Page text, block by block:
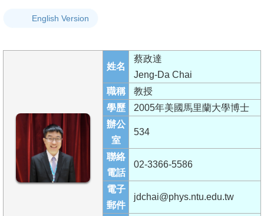
系
成
員
English Version
姓名
蔡政達
Jeng-Da Chai
職稱
教授
學歷
2005年美國馬里蘭大學博士
辦公
室
534
聯絡
電話
02-3366-5586
電子
郵件
jdchai@phys.ntu.edu.tw